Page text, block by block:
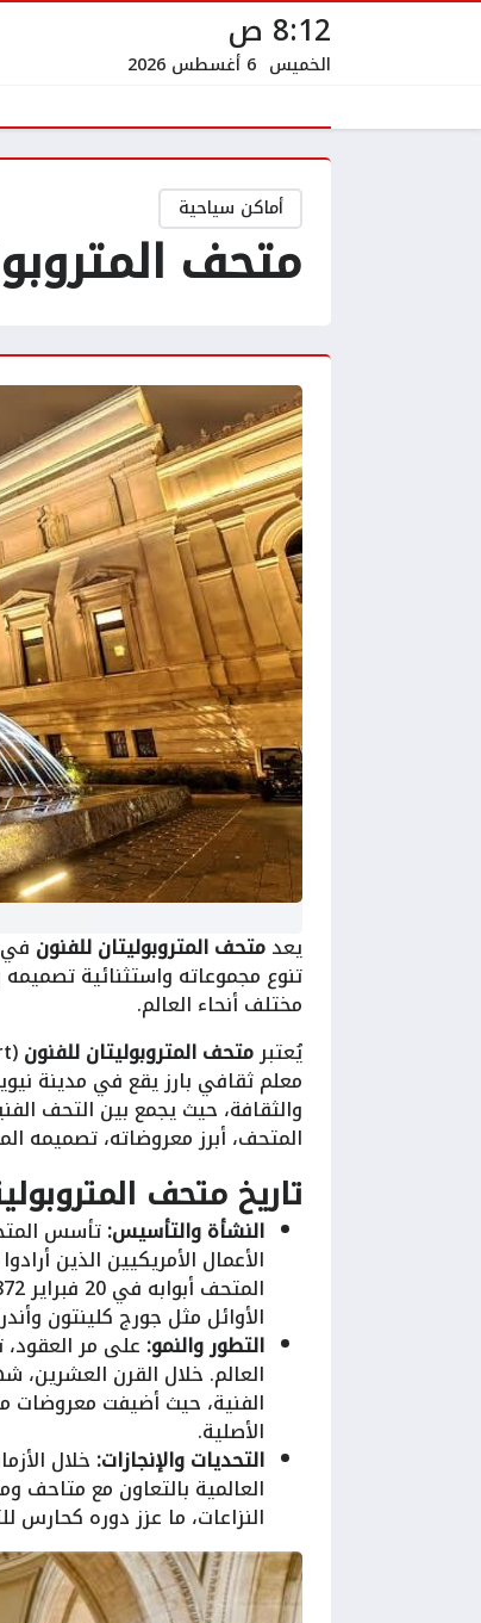
8:12 ص
الخميس 6 أغسطس 2026
أماكن سياحية
متحف
يعدمتحف المتروبوليتان للفنون في
تنوع مجموعاته واستثنائية
مختلف أنحاء العالم.
يُعتبرمتحف المتروبوليتان للفنون
معلم ثقافي بارز يقع في مدينة
والثقافة، حيث يجمع بين التحف
المتحف، أبرز معروضاته، تصميمه
تاريخ متحف
النشأة والتأسيس:
الأعمال الأمريكيين الذين
الأوائل مثل جورج كلينتون
التطور والنمو: على مر
العالم. خلال القرن
الفنية، حيث أضيفت معروضات
الأصلية.
التحديات والإنجازات: خلال
العالمية بالتعاون مع
النزاعات، ما عزز دوره كحارس